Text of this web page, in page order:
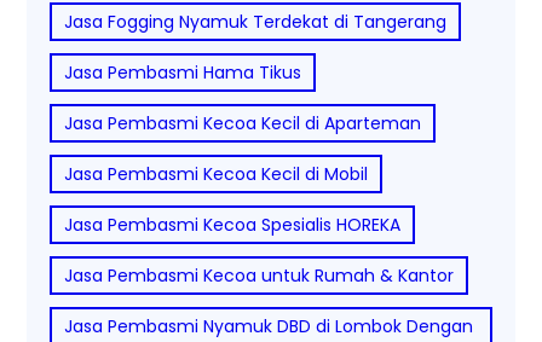
Jasa Fogging Nyamuk Terdekat di Tangerang
Jasa Pembasmi Hama Tikus
Jasa Pembasmi Kecoa Kecil di Aparteman
Jasa Pembasmi Kecoa Kecil di Mobil
Jasa Pembasmi Kecoa Spesialis HOREKA
Jasa Pembasmi Kecoa untuk Rumah & Kantor
Jasa Pembasmi Nyamuk DBD di Lombok Dengan